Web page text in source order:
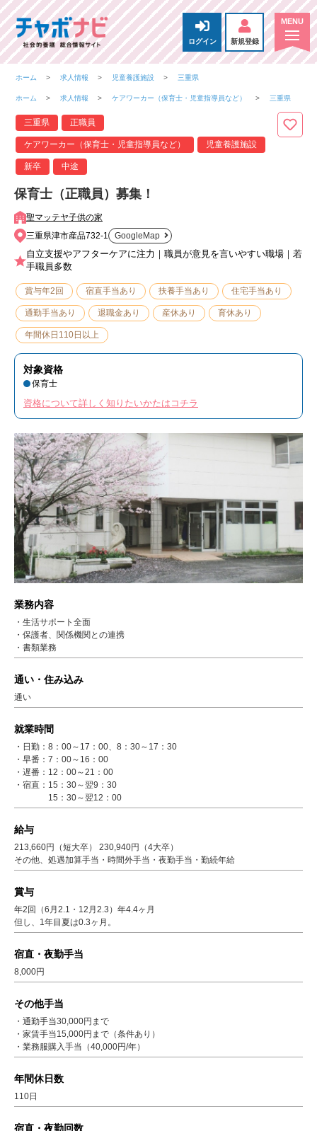
ログイン 新規登録
ホーム 求人情報 児童養護施設 三重県
ホーム 求人情報 ケアワーカー（保育士・児童指導員など） 三重県
三重県 正職員
ケアワーカー（保育士・児童指導員など） 児童養護施設
新卒 中途
保育士（正職員）募集！
聖マッテヤ子供の家
三重県津市産品732-1
GoogleMap
自立支援やアフターケアに注力｜職員が意見を言いやすい職場｜若
手職員多数
賞与年2回 宿直手当あり 扶養手当あり 住宅手当あり
通勤手当あり 退職金あり 産休あり 育休あり
年間休日110日以上
対象資格
保育士
資格について詳しく知りたいかたはコチラ
業務内容
・生活サポート全面
・保護者、関係機関との連携
・書類業務
通い・住み込み
通い
就業時間
・日勤：8：00～17：00、8：30～17：30
・早番：7：00～16：00
・遅番：12：00～21：00
・宿直：15：30～翌9：30
15：30～翌12：00
給与
213,660円（短大卒） 230,940円（4大卒）
その他、処遇加算手当・時間外手当・夜勤手当・勤続年給
賞与
年2回（6月2.1・12月2.3）年4.4ヶ月
但し、1年目夏は0.3ヶ月。
宿直・夜勤手当
8,000円
その他手当
・通勤手当30,000円まで
・家賃手当15,000円まで（条件あり）
・業務服購入手当（40,000円/年）
年間休日数
110日
宿直・夜勤回数